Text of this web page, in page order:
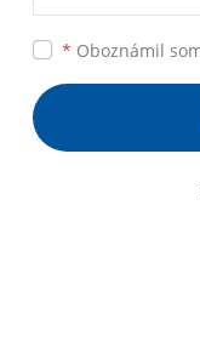
* Oboznámil